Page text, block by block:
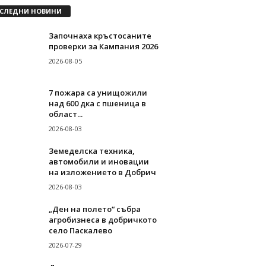
НОВИНИ
Започнаха кръстосаните
проверки за Кампания 2026
2026-08-05
7 пожара са унищожили
над 600 дка с пшеница в
област...
2026-08-03
Земеделска техника,
автомобили и иновации
на изложението в Добрич
2026-08-03
„Ден на полето“ събра
агробизнеса в добричкото
село Паскалево
2026-07-29